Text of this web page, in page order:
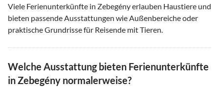
Viele Ferienunterkünfte in Zebegény erlauben Haustiere und
bieten passende Ausstattungen wie Außenbereiche oder
praktische Grundrisse für Reisende mit Tieren.
Welche Ausstattung bieten Ferienunterkünfte
in Zebegény normalerweise?